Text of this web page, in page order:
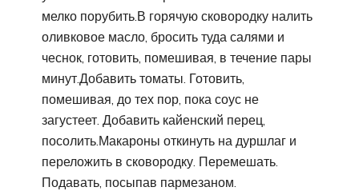
мелко порубить.В горячую сковородку налить
оливковое масло, бросить туда салями и
чеснок, готовить, помешивая, в течение пары
минут.Добавить томаты. Готовить,
помешивая, до тех пор, пока соус не
загустеет. Добавить кайенский перец,
посолить.Макароны откинуть на дуршлаг и
переложить в сковородку. Перемешать.
Подавать, посыпав пармезаном.